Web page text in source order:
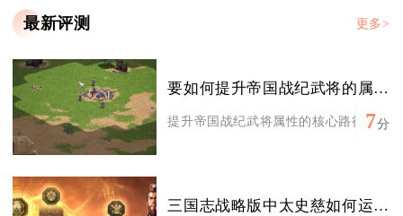
最新评测 更多>
要如何提升帝国战纪武将的属性呢
提升帝国战纪武将属性的核心路径包括
7分
三国志战略版中太史慈如何运用战术进行对战